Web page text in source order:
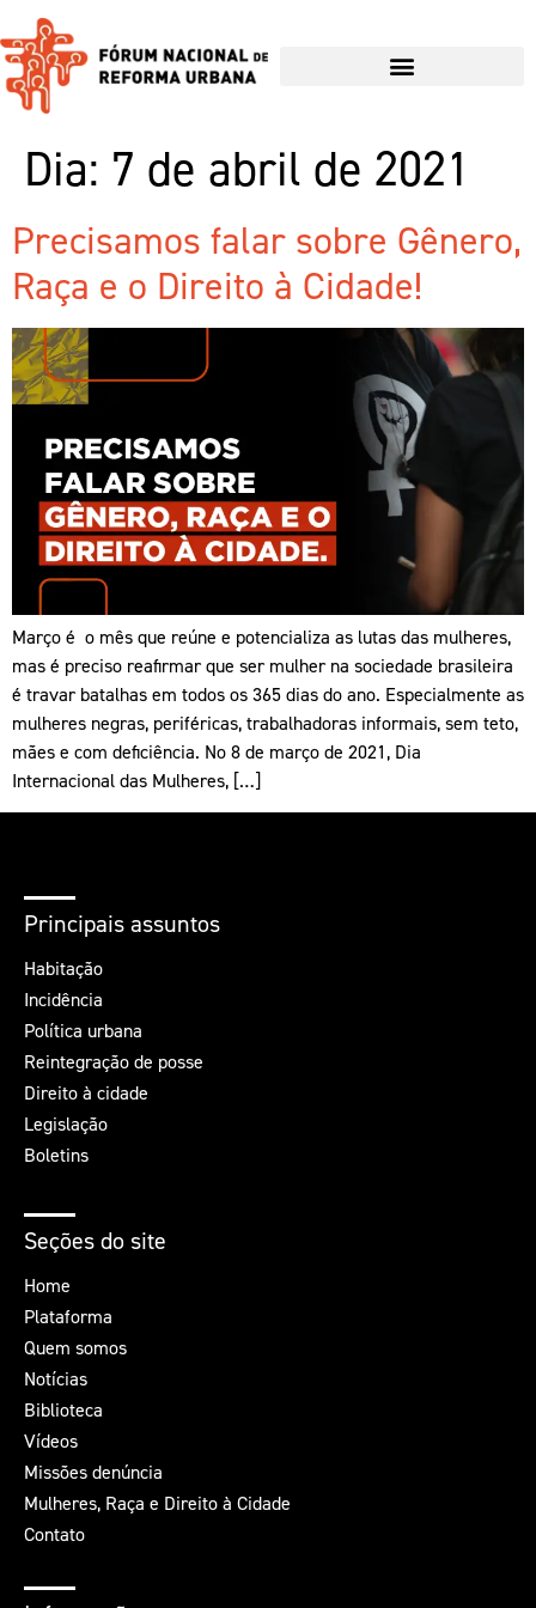
Dia: 7 de abril de 2021
Precisamos falar sobre Gênero,
Raça e o Direito à Cidade!
Março é o mês que reúne e potencializa as lutas das mulheres,
mas é preciso reafirmar que ser mulher na sociedade brasileira
é travar batalhas em todos os 365 dias do ano. Especialmente as
mulheres negras, periféricas, trabalhadoras informais, sem teto,
mães e com deficiência. No 8 de março de 2021, Dia
Internacional das Mulheres, […]
Principais assuntos
Habitação
Incidência
Política urbana
Reintegração de posse
Direito à cidade
Legislação
Boletins
Seções do site
Home
Plataforma
Quem somos
Notícias
Biblioteca
Vídeos
Missões denúncia
Mulheres, Raça e Direito à Cidade
Contato